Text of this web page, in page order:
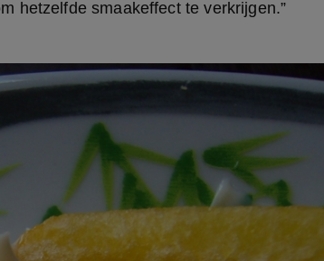
hetzelfde smaakeffect te verkrijgen.”